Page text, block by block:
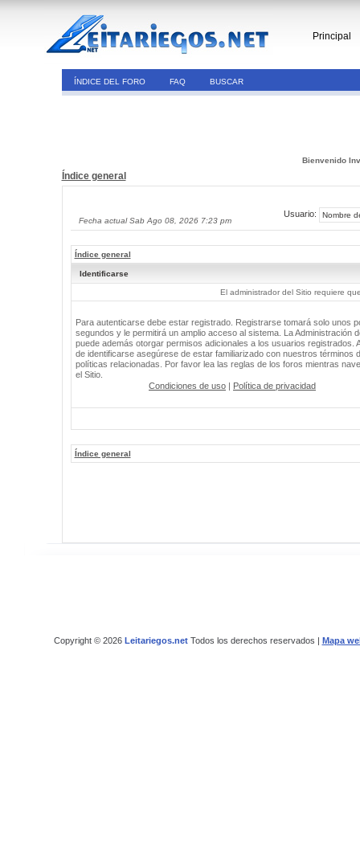
Principal
ÍNDICE DEL FORO FAQ BUSCAR
Bienvenido
Índice general
Fecha actual Sab Ago 08, 2026 7:23 pm
Usuario:
Índice general
Identificarse
El administrador del Sitio requiere
Para autenticarse debe estar registrado. Registrarse tomará solo unos
segundos y le permitirá un amplio acceso al sistema. La Administración
puede además otorgar permisos adicionales a los usuarios registrados.
de identificarse asegúrese de estar familiarizado con nuestros términos
políticas relacionadas. Por favor lea las reglas de los foros mientras
el Sitio.
Condiciones de uso | Política de privacidad
Índice general
Copyright © 2026 Leitariegos.netTodos los derechos reservados | Mapa